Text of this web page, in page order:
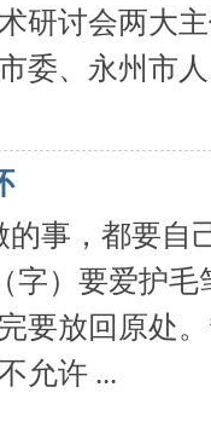
研讨会两大
委、永州市人
事，都要
）要爱护毛
要放回原处
允许 ...